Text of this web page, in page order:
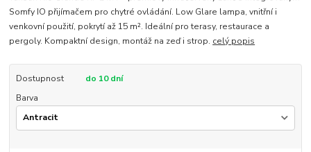
Somfy IO přijímačem pro chytré ovládání. Low Glare lampa, vnitřní i
venkovní použití, pokrytí až 15 m². Ideální pro terasy, restaurace a
pergoly. Kompaktní design, montáž na zeď i strop. celý popis
Dostupnost
do 10 dní
Barva